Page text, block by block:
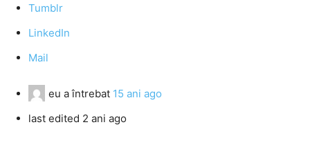
Tumblr
LinkedIn
Mail
eu a întrebat 15 ani ago
last edited 2 ani ago